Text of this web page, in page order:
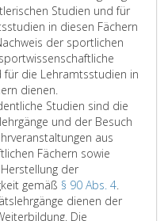
d
e
r
u
n
g
e
n
d
e
s
A
r
t
e
n
d
e
s
r
t
i
k
l
1
h
e
r
A
r
e
i
t
s
w
i
s
z
a
h
l
n
v
o
n
u
Studien und für
in diesen Fächern
der sportlichen
für die Lehramtsstudien in
dienen.
Studien sind die
und der Besuch
aus
Fächern sowie
der
gemäß § 90 Abs. 4.
u
dienen der
Die